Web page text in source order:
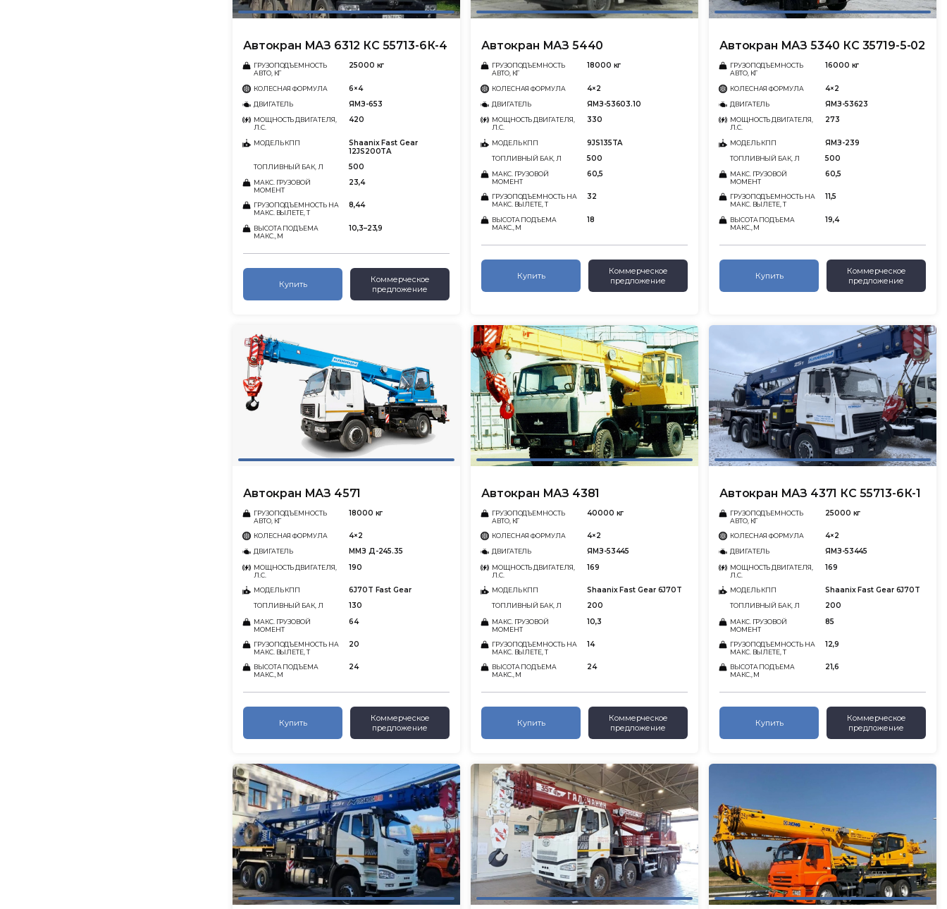
Автокран МАЗ 6312 КС 55713-6К-4
ГРУЗОПОДЪЕМНОСТЬ
АВТО, КГ
25000 кг
КОЛЕСНАЯ ФОРМУЛА 6×4
ДВИГАТЕЛЬ ЯМЗ-653
МОЩНОСТЬ ДВИГАТЕЛЯ,
Л.С.
420
МОДЕЛЬ КПП
Shaanix Fast Gear
12JS200TA
ТОПЛИВНЫЙ БАК, Л 500
МАКС. ГРУЗОВОЙ
МОМЕНТ
23,4
ГРУЗОПОДЪЕМНОСТЬ НА
МАКС. ВЫЛЕТЕ, Т
8,44
ВЫСОТА ПОДЪЕМА
МАКС., М
10,3–23,9
Купить
Коммерческое
предложение
Автокран МАЗ 5440
ГРУЗОПОДЪЕМНОСТЬ
АВТО, КГ
18000 кг
КОЛЕСНАЯ ФОРМУЛА 4×2
ДВИГАТЕЛЬ ЯМЗ-53603.10
МОЩНОСТЬ ДВИГАТЕЛЯ,
Л.С.
330
МОДЕЛЬ КПП 9JS135TA
ТОПЛИВНЫЙ БАК, Л 500
МАКС. ГРУЗОВОЙ
МОМЕНТ
60,5
ГРУЗОПОДЪЕМНОСТЬ НА
МАКС. ВЫЛЕТЕ, Т
32
ВЫСОТА ПОДЪЕМА
МАКС., М
18
Купить
Коммерческое
предложение
Автокран МАЗ 5340 КС 35719-5-02
ГРУЗОПОДЪЕМНОСТЬ
АВТО, КГ
16000 кг
КОЛЕСНАЯ ФОРМУЛА 4×2
ДВИГАТЕЛЬ ЯМЗ-53623
МОЩНОСТЬ ДВИГАТЕЛЯ,
Л.С.
273
МОДЕЛЬ КПП ЯМЗ-239
ТОПЛИВНЫЙ БАК, Л 500
МАКС. ГРУЗОВОЙ
МОМЕНТ
60,5
ГРУЗОПОДЪЕМНОСТЬ НА
МАКС. ВЫЛЕТЕ, Т
11,5
ВЫСОТА ПОДЪЕМА
МАКС., М
19,4
Купить
Коммерческое
предложение
Автокран МАЗ 4571
ГРУЗОПОДЪЕМНОСТЬ
АВТО, КГ
18000 кг
КОЛЕСНАЯ ФОРМУЛА 4×2
ДВИГАТЕЛЬ ММЗ Д-245.35
МОЩНОСТЬ ДВИГАТЕЛЯ,
Л.С.
190
МОДЕЛЬ КПП 6J70T Fast Gear
ТОПЛИВНЫЙ БАК, Л 130
МАКС. ГРУЗОВОЙ
МОМЕНТ
64
ГРУЗОПОДЪЕМНОСТЬ НА
МАКС. ВЫЛЕТЕ, Т
20
ВЫСОТА ПОДЪЕМА
МАКС., М
24
Купить
Коммерческое
предложение
Автокран МАЗ 4381
ГРУЗОПОДЪЕМНОСТЬ
АВТО, КГ
40000 кг
КОЛЕСНАЯ ФОРМУЛА 4×2
ДВИГАТЕЛЬ ЯМЗ-53445
МОЩНОСТЬ ДВИГАТЕЛЯ,
Л.С.
169
МОДЕЛЬ КПП Shaanix Fast Gear 6J70T
ТОПЛИВНЫЙ БАК, Л 200
МАКС. ГРУЗОВОЙ
МОМЕНТ
10,3
ГРУЗОПОДЪЕМНОСТЬ НА
МАКС. ВЫЛЕТЕ, Т
14
ВЫСОТА ПОДЪЕМА
МАКС., М
24
Купить
Коммерческое
предложение
Автокран МАЗ 4371 КС 55713-6К-1
ГРУЗОПОДЪЕМНОСТЬ
АВТО, КГ
25000 кг
КОЛЕСНАЯ ФОРМУЛА 4×2
ДВИГАТЕЛЬ ЯМЗ-53445
МОЩНОСТЬ ДВИГАТЕЛЯ,
Л.С.
169
МОДЕЛЬ КПП Shaanix Fast Gear 6J70T
ТОПЛИВНЫЙ БАК, Л 200
МАКС. ГРУЗОВОЙ
МОМЕНТ
85
ГРУЗОПОДЪЕМНОСТЬ НА
МАКС. ВЫЛЕТЕ, Т
12,9
ВЫСОТА ПОДЪЕМА
МАКС., М
21,6
Купить
Коммерческое
предложение